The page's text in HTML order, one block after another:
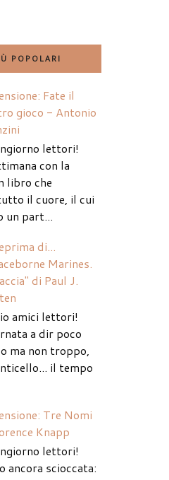
POPOLARI
Fate il
gioco - Antonio
lettori!
con la
libro che
il cuore, il cui
un part...
di...
Marines.
di Paul J.
amici lettori!
a dir poco
ma non troppo,
il tempo
Tre Nomi
Knapp
lettori!
ancora scioccata: